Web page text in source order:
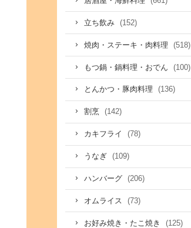
立ち飲み (152)
焼肉・ステーキ・肉料理 (518)
もつ鍋・鍋料理・おでん (100)
とんかつ・豚肉料理 (136)
割烹 (142)
カキフライ (78)
うなぎ (109)
ハンバーグ (206)
オムライス (73)
お好み焼き・たこ焼き (125)